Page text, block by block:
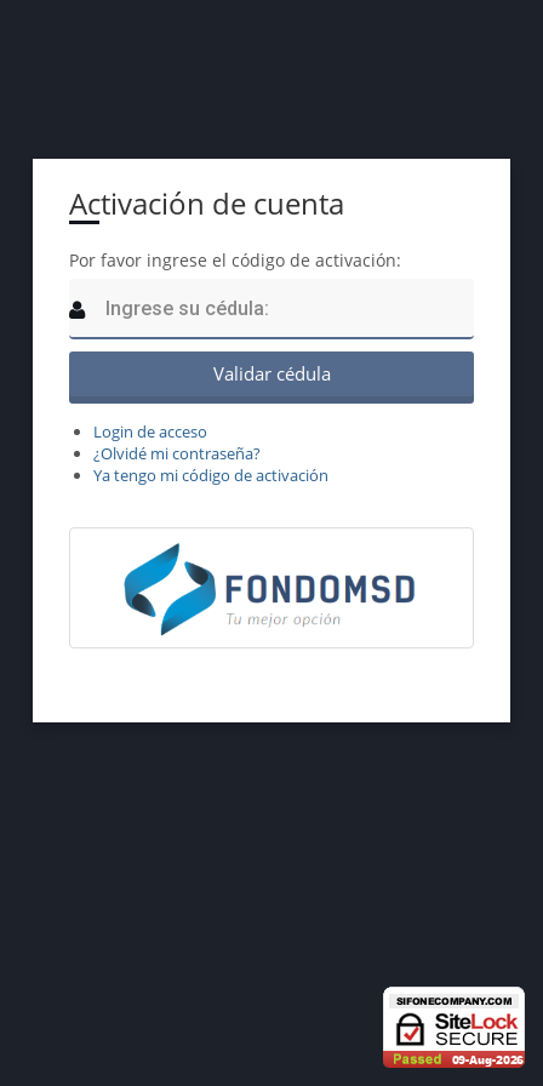
Activación de cuenta
Por favor ingrese el código de activación:
Login de acceso
¿Olvidé mi contraseña?
Ya tengo mi código de activación